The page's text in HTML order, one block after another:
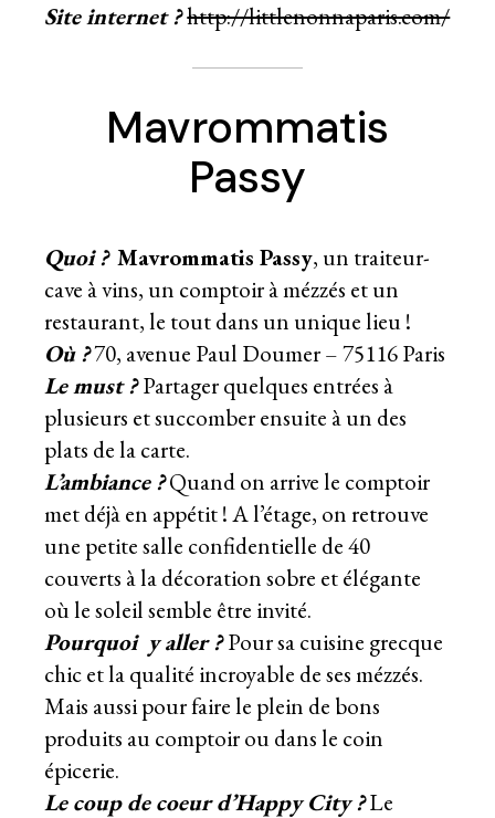
Site internet ?http://littlenonnaparis.com/
Mavrommatis
Passy
Quoi ? Mavrommatis Passy, un traiteur-
cave à vins, un comptoir à mézzés et un
restaurant, le tout dans un unique lieu !
Où ?70, avenue Paul Doumer – 75116 Paris
Le must ?Partager quelques entrées à
plusieurs et succomber ensuite à un des
plats de la carte.
L’ambiance ?Quand on arrive le comptoir
met déjà en appétit ! A l’étage, on retrouve
une petite salle confidentielle de 40
couverts à la décoration sobre et élégante
où le soleil semble être invité.
Pourquoi y aller ?Pour sa cuisine grecque
chic et la qualité incroyable de ses mézzés.
Mais aussi pour faire le plein de bons
produits au comptoir ou dans le coin
épicerie.
Le coup de coeur d’Happy City ?Le